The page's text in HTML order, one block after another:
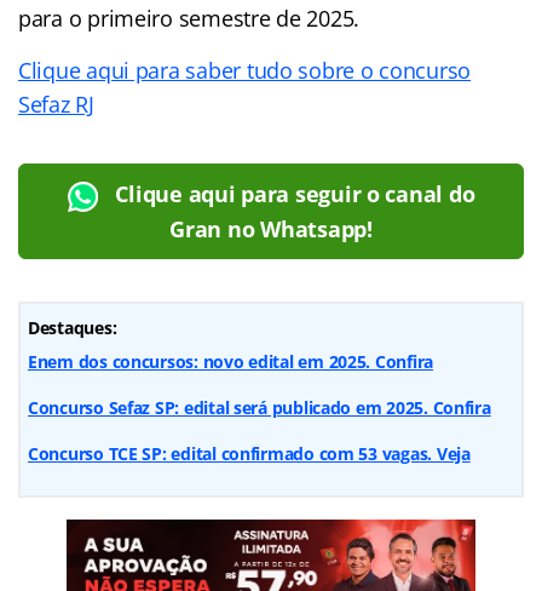
para o primeiro semestre de 2025.
Clique aqui para saber tudo sobre o concurso
Sefaz RJ
Clique aqui para seguir o canal do
Gran no Whatsapp!
Destaques:
Enem dos concursos: novo edital em 2025. Confira
Concurso Sefaz SP: edital será publicado em 2025. Confira
Concurso TCE SP: edital confirmado com 53 vagas. Veja